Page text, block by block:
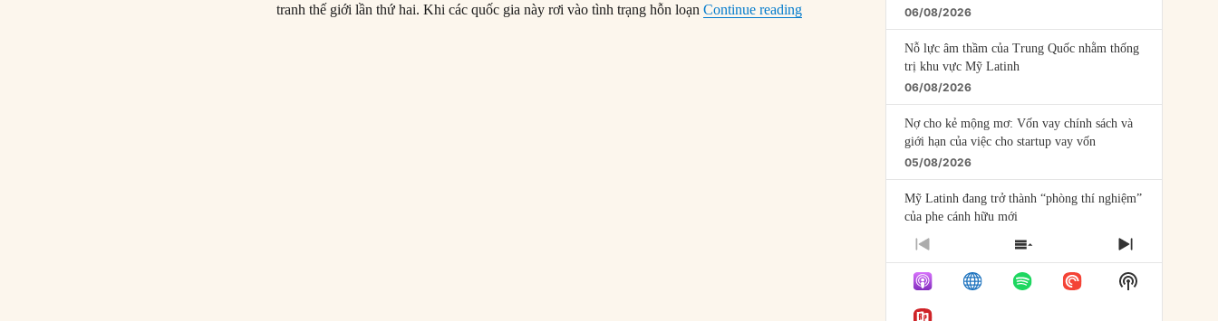
tranh thế giới lần thứ hai. Khi các quốc gia này rơi vào tình trạng hỗn loạnContinue reading“#55 – Giải cứu các quốc gia thất bại”
06/08/2026
Nỗ lực âm thầm của Trung Quốc nhằm thống
trị khu vực Mỹ Latinh
06/08/2026
Nợ cho kẻ mộng mơ: Vốn vay chính sách và
giới hạn của việc cho startup vay vốn
05/08/2026
Mỹ Latinh đang trở thành “phòng thí nghiệm”
của phe cánh hữu mới
04/08/2026
Tại sao Trung Quốc phủ nhận cuộc gặp với
Ngoại trưởng Nhật Bản?
04/08/2026
PREVIOUS
EPISODE
SHOW
EPISODES
LIST
NEXT
EPISODE
Show
Podcast